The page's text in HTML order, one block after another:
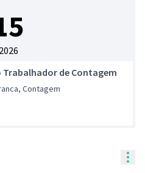
2026
de Contagem
Contagem